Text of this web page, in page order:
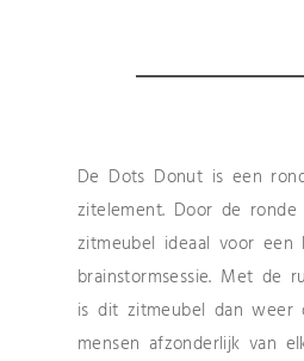
De Dots Donut is een
zitelement. Door de
zitmeubel ideaal voor
brainstormsessie. Met de
is dit zitmeubel dan weer
mensen afzonderlijk van